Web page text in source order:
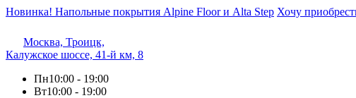
Новинка! Напольные покрытия Alpine Floor и Alta Step Хочу
Москва, Троицк,
Калужское шоссе, 41-й км, 8
Пн10:00 - 19:00
Вт10:00 - 19:00